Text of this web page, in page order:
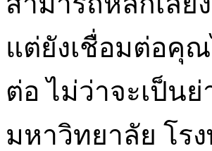
แต่ยังเชื่อมต่อคุณ
ต่อ ไม่ว่าจะเป็น
มหาวิทยาลัย โร